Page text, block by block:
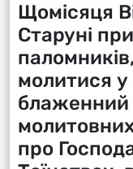
Щомісяця
Старуні
молитися
блаженний
про